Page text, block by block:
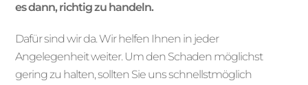
es dann, richtig zu handeln.
Dafür sind wir da. Wir helfen Ihnen in jeder
Angelegenheit weiter. Um den Schaden möglichst
gering zu halten, sollten Sie uns schnellstmöglich